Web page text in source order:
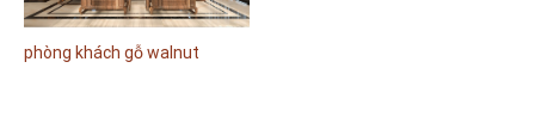
phòng khách gỗ walnut